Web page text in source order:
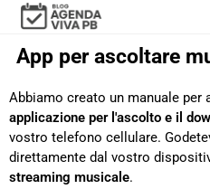
App per ascoltare
Abbiamo creato un manuale per
applicazione per l'ascolto e il
vostro telefono cellulare.
direttamente dal vostro
streaming musicale.